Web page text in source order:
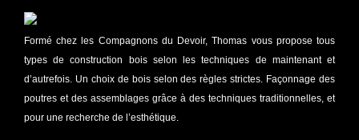
Formé chez les Compagnons du Devoir, Thomas vous propose tous
types de construction bois selon les techniques de maintenant et
d’autrefois. Un choix de bois selon des règles strictes. Façonnage des
poutres et des assemblages grâce à des techniques traditionnelles, et
pour une recherche de l’esthétique.